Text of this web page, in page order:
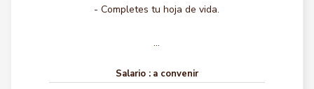
- Completes tu hoja de vida.
...
Salario : a convenir